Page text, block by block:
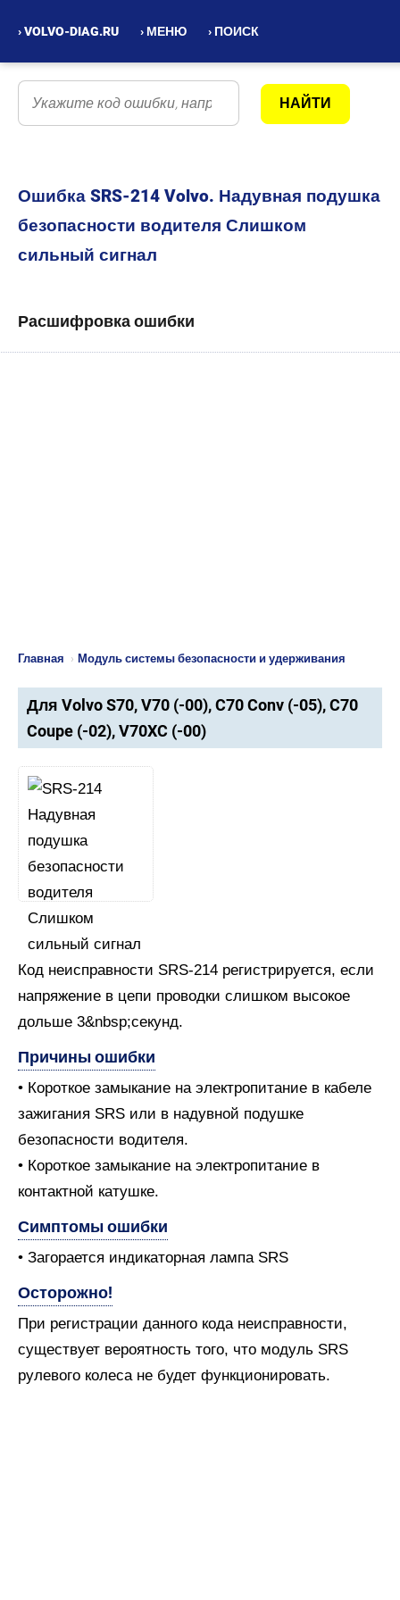
› VOLVO-DIAG.RU › МЕНЮ › ПОИСК
Ошибка SRS-214 Volvo. Надувная подушка
безопасности водителя Слишком
сильный сигнал
Расшифровка ошибки
Главная › Модуль системы безопасности и удерживания
Для Volvo S70, V70 (-00), C70 Conv (-05), C70
Coupe (-02), V70XC (-00)
Код неисправности SRS-214 регистрируется, если
напряжение в цепи проводки слишком высокое
дольше 3&nbsp;секунд.
Причины ошибки
• Короткое замыкание на электропитание в кабеле
зажигания SRS или в надувной подушке
безопасности водителя.
• Короткое замыкание на электропитание в
контактной катушке.
Симптомы ошибки
• Загорается индикаторная лампа SRS
Осторожно!
При регистрации данного кода неисправности,
существует вероятность того, что модуль SRS
рулевого колеса не будет функционировать.